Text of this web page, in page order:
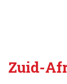
Zuid-